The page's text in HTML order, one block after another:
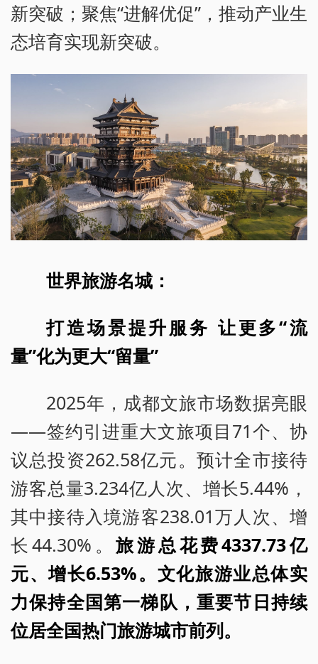
新突破；聚焦“进解优促”，推动产业生
态培育实现新突破。
世界旅游名城：
打造场景提升服务 让更多“流
量”化为更大“留量”
2025年，成都文旅市场数据亮眼
——签约引进重大文旅项目71个、协
议总投资262.58亿元。预计全市接待
游客总量3.234亿人次、增长5.44%，
其中接待入境游客238.01万人次、增
长44.30%。旅游总花费4337.73亿
元、增长6.53%。文化旅游业总体实
力保持全国第一梯队，重要节日持续
位居全国热门旅游城市前列。